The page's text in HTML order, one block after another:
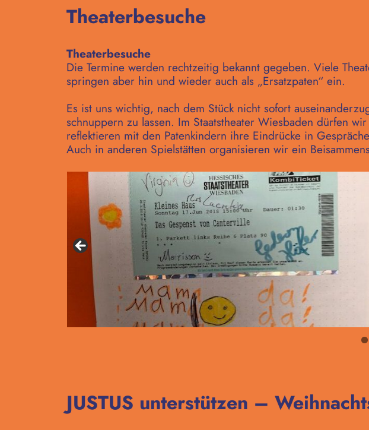
Theaterbesuche
Theaterbesuche
Die Termine werden rechtzeitig bekannt gegeben. Viele
springen aber hin und wieder auch als „Ersatzpaten“ ein.
Es ist uns wichtig, nach dem Stück nicht sofort
schnuppern zu lassen. Im Staatstheater Wiesbaden dürfen
reflektieren mit den Patenkindern ihre Eindrücke in
Auch in anderen Spielstätten organisieren wir ein
JUSTUS unterstützen –